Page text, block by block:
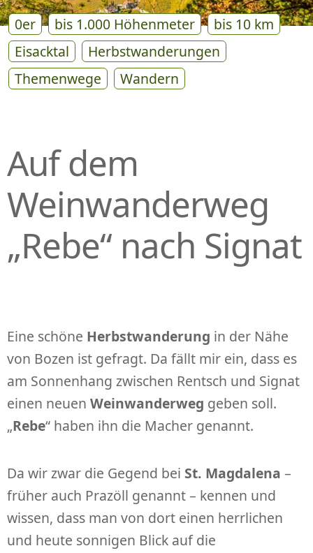
0er bis 1.000 Höhenmeter
bis 10 km
Eisacktal
Herbstwanderungen
Themenwege
Wandern
Auf dem
Weinwanderweg
„Rebe“ nach Signat
Eine schöne Herbstwanderung in der Nähe
von Bozen ist gefragt. Da fällt mir ein, dass es
am Sonnenhang zwischen Rentsch und Signat
einen neuen Weinwanderweg geben soll.
„Rebe“ haben ihn die Macher genannt.
Da wir zwar die Gegend bei St. Magdalena –
früher auch Prazöll genannt – kennen und
wissen, dass man von dort einen herrlichen
und heute sonnigen Blick auf die